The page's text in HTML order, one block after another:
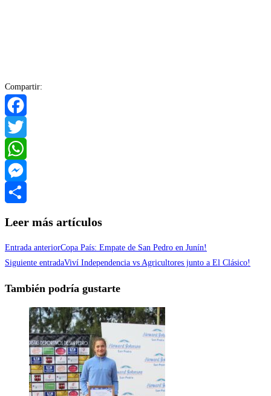
Compartir:
Facebook
Twitter
WhatsApp
Messenger
Leer más artículos
Entrada anteriorCopa País: Empate de San Pedro en Junín!
Siguiente entradaViví Independencia vs Agricultores junto a El Clásico!
También podría gustarte